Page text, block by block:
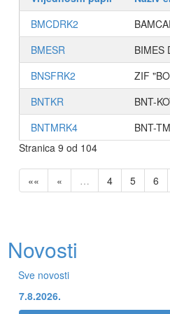
BMCDRK2
BMESR
BIMES
BNSFRK2
ZIF
BNTKR
BNT-
BNTMRK4
BNT-
Stranica 9 od 104
«« « … 4 5 6
Novosti
Sve novosti
7.8.2026.